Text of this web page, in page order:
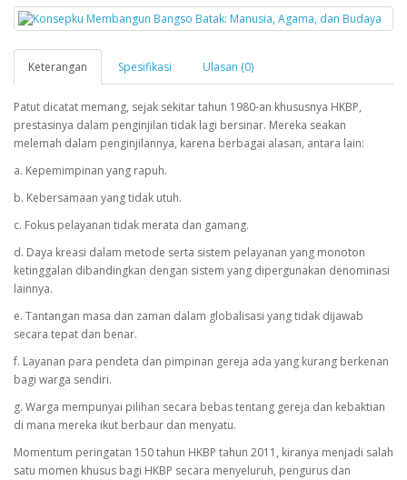
Keterangan Spesifikasi Ulasan (0)
Patut dicatat memang, sejak sekitar tahun 1980-an khususnya HKBP,
prestasinya dalam penginjilan tidak lagi bersinar. Mereka seakan
melemah dalam penginjilannya, karena berbagai alasan, antara lain:
a. Kepemimpinan yang rapuh.
b. Kebersamaan yang tidak utuh.
c. Fokus pelayanan tidak merata dan gamang.
d. Daya kreasi dalam metode serta sistem pelayanan yang monoton
ketinggalan dibandingkan dengan sistem yang dipergunakan denominasi
lainnya.
e. Tantangan masa dan zaman dalam globalisasi yang tidak dijawab
secara tepat dan benar.
f. Layanan para pendeta dan pimpinan gereja ada yang kurang berkenan
bagi warga sendiri.
g. Warga mempunyai pilihan secara bebas tentang gereja dan kebaktian
di mana mereka ikut berbaur dan menyatu.
Momentum peringatan 150 tahun HKBP tahun 2011, kiranya menjadi salah
satu momen khusus bagi HKBP secara menyeluruh, pengurus dan